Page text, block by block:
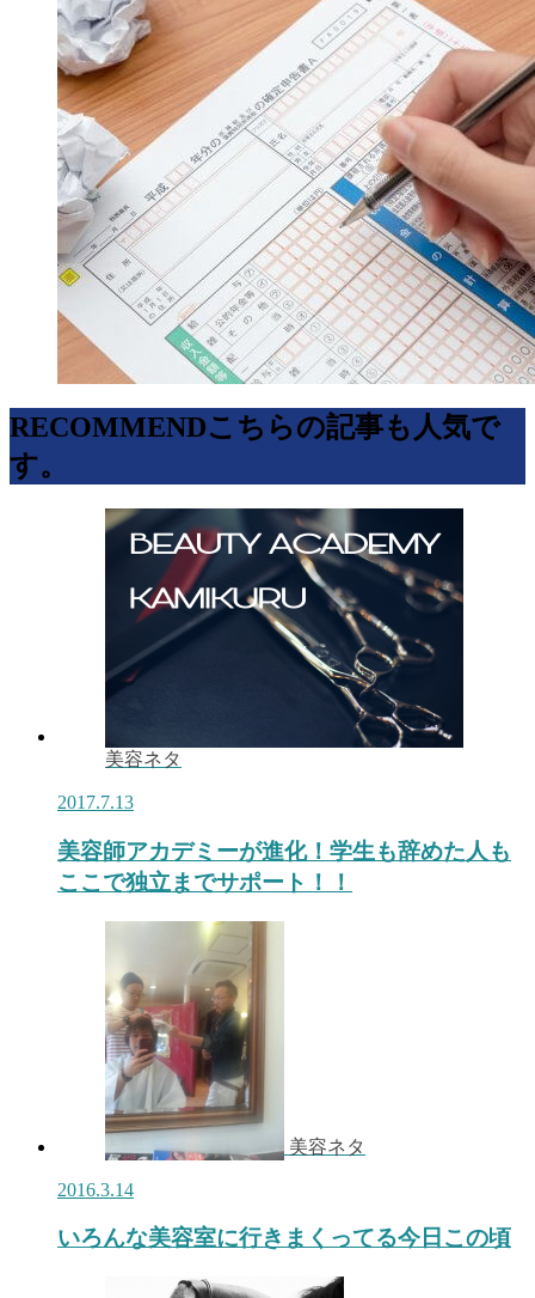
RECOMMENDこちらの記事も人気で
す。
美容ネタ
2017.7.13
美容師アカデミーが進化！学生も辞めた人も
ここで独立までサポート！！
美容ネタ
2016.3.14
いろんな美容室に行きまくってる今日この頃